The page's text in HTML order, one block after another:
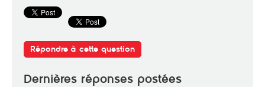
Répondre à cette question
Dernières réponses postées